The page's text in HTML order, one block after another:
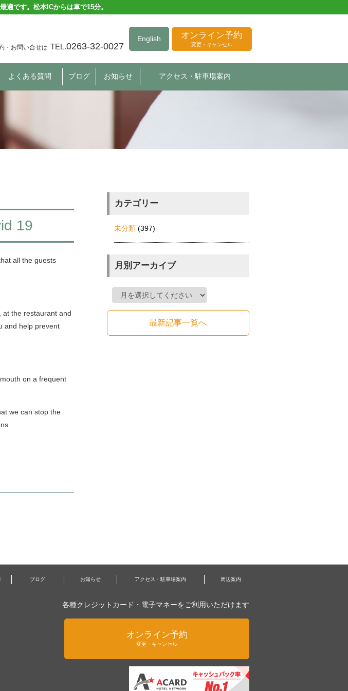
適です。松本ICからは車で15分。
・お問い合せは TEL.0263-32-0027
English オンライン予約
変更・キャンセル
よくある質問 ブログ お知らせ アクセス・駐車場案内
19
all the guests
at the restaurant and
and help prevent
on a frequent
we can stop the
カテゴリー
未分類(397)
月別アーカイブ
最新記事一覧へ
ブログ お知らせ アクセス・駐車場案内 周辺案内
各種クレジットカード・電子マネーをご利用いただけます
オンライン予約
変更・キャンセル